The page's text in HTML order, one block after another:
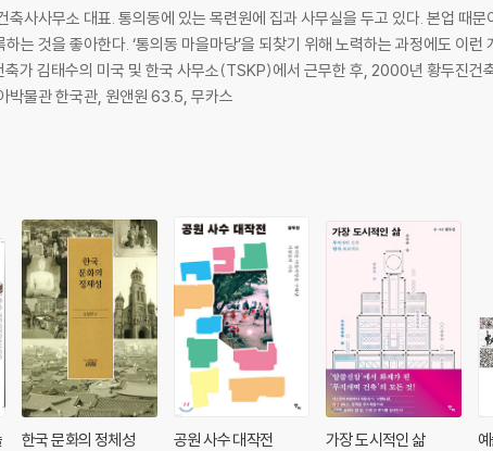
사사무소 대표. 통의동에 있는 목련원에 집과 사무실을 두고 있다. 본업 때
는 것을 좋아한다. ‘통의동 마을마당’을 되찾기 위해 노력하는 과정에도 이
가 김태수의 미국 및 한국 사무소(TSKP)에서 근무한 후, 2000년 황두진건
박물관 한국관, 원앤원 63.5, 무카스
한국 문화의 정체성 공원 사수 대작전 가장 도시적인 삶